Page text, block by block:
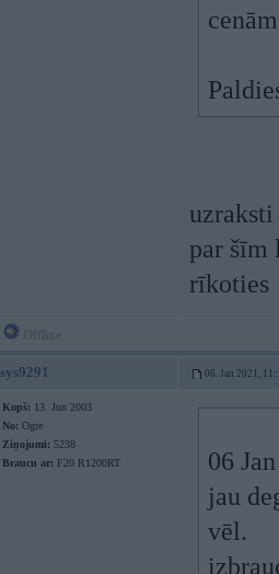
par šīm
rīkoties
sys9291 06. Jan 2021,
Kopš: 13. Jun 2003
No: Ogre
Ziņojumi: 5238
Braucu ar: F20 R1200RT
06
jau
vēl.